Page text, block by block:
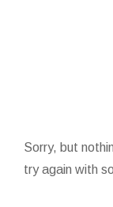
Sorry, but
try again with